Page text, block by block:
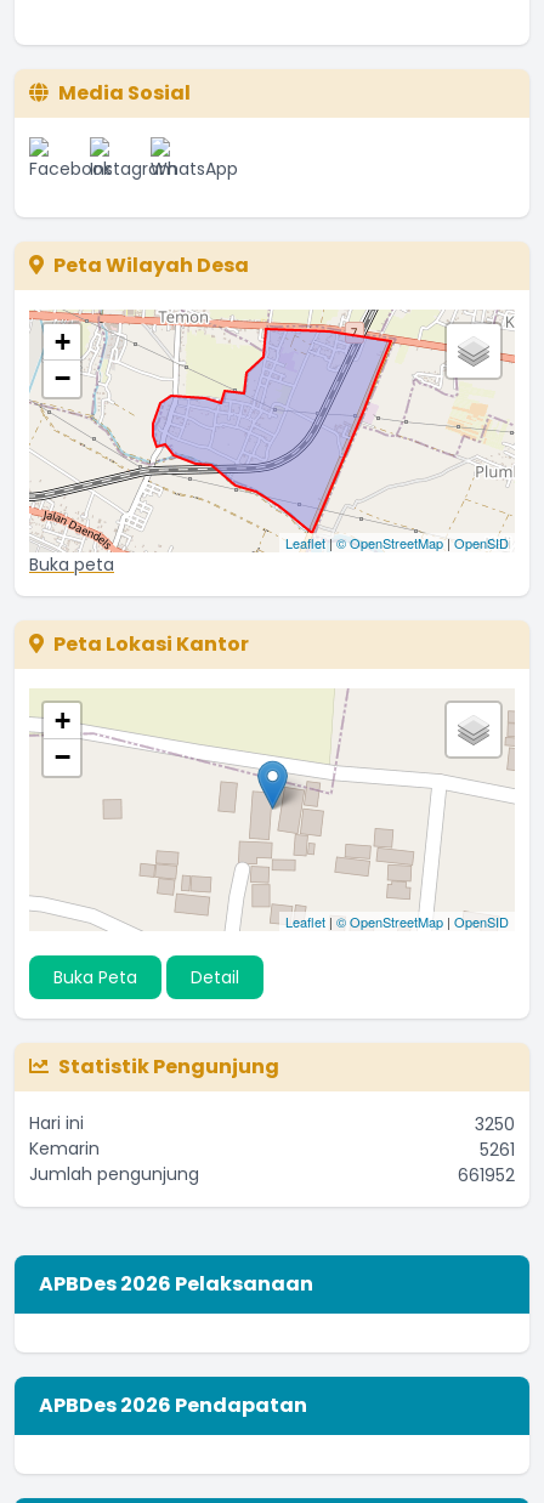
Media Sosial
Peta Wilayah Desa
+
−
Leaflet|© OpenStreetMap|OpenSID
Buka peta
Peta Lokasi Kantor
+
−
Leaflet | © OpenStreetMap | OpenSID
Buka Peta Detail
Statistik Pengunjung
Hari ini
3250
Kemarin
5261
Jumlah pengunjung
661952
APBDes 2026 Pelaksanaan
APBDes 2026 Pendapatan